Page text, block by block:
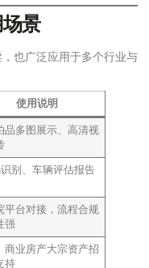
景
也广泛应用于多个行业与
使用说明
品多图展示、高清视
别、车辆评估报告
平台对接，流程合规
强
商业房产大宗资产招
持